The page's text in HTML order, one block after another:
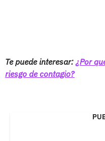
Te puede interesar: ¿Por
riesgo de contagio?